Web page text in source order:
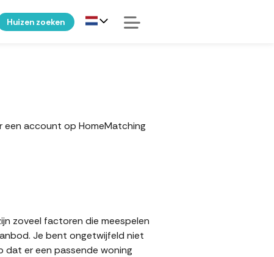
Huizen zoeken
een account op HomeMatching
zoveel factoren die meespelen
Je bent ongetwijfeld niet
dat er een passende woning